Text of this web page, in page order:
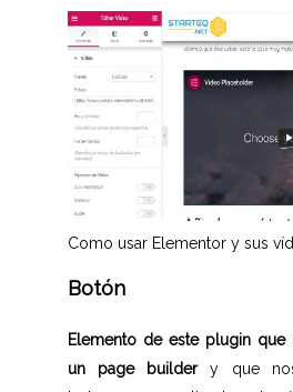
Como usar Elementor y sus
Botón
Elemento de este plugin que
un page buildery que nos